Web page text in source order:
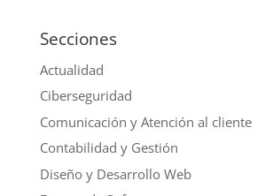
Secciones
Actualidad
Ciberseguridad
Comunicación y Atención al cliente
Contabilidad y Gestión
Diseño y Desarrollo Web